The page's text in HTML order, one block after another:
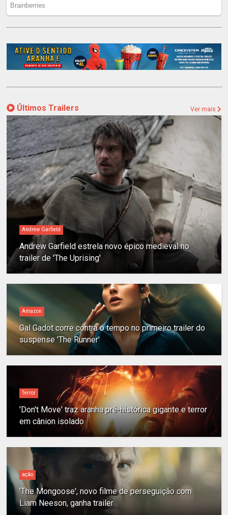
Últimos Trailers Ver mais
Andrew Garfield
Andrew Garfield estrela novo épico medieval no
trailer de 'The Uprising'
Amazon
Gal Gadot corre contra o tempo no primeiro trailer do
suspense 'The Runner'
Terror
'Don't Move' traz aranha pré-histórica gigante e terror
em cânion isolado
ação
'The Mongoose', novo filme de perseguição com
Liam Neeson, ganha trailer